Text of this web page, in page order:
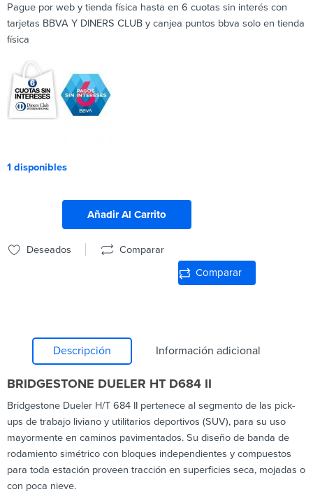
Pague por web y tienda física hasta en 6 cuotas sin interés con
tarjetas BBVA Y DINERS CLUB y canjea puntos bbva solo en tienda
física
1 disponibles
Añadir Al Carrito
Deseados Comparar
Comparar
Descripción Información adicional
BRIDGESTONE DUELER HT D684 II
Bridgestone Dueler H/T 684 II pertenece al segmento de las pick-
ups de trabajo liviano y utilitarios deportivos (SUV), para su uso
mayormente en caminos pavimentados. Su diseño de banda de
rodamiento simétrico con bloques independientes y compuestos
para toda estación proveen tracción en superficies seca, mojadas o
con poca nieve.